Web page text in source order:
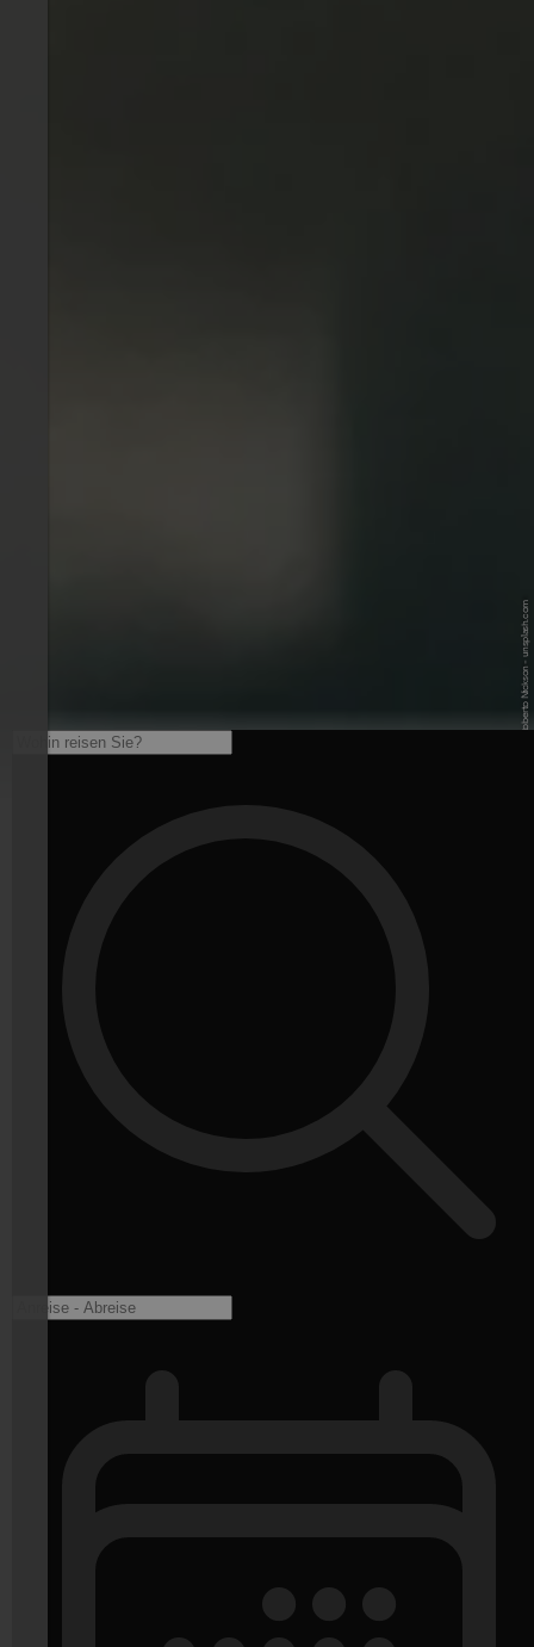
© Unsplash / Roberto Nickson - unsplash.com